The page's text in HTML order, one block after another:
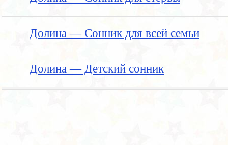
Долина — Сонник для всей семьи
Долина — Детский сонник